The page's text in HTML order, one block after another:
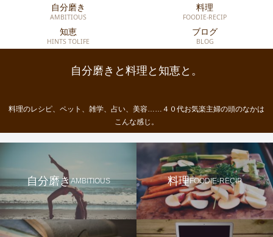
自分磨きと料理と知恵と。
料理のレシピ、ペット、雑学、占い、美容……４０代お気楽主婦の頭のなかは
こんな感じ。
自分磨き
AMBITIOUS
料理
FOODIE-RECIP
知恵
HINTS TOLIFE
ブログ
BLOG
自分磨きAMBITIOUS 料理FOODIE-RECIP